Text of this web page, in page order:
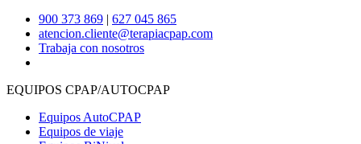
900 373 869 | 627 045 865
atencion.cliente@terapiacpap.com
Trabaja con nosotros
EQUIPOS CPAP/AUTOCPAP
Equipos AutoCPAP
Equipos de viaje